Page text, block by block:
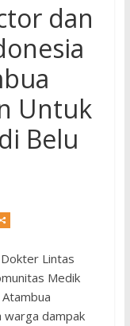
dan
Untuk
Belu
Lintas
Medik
warga dampak